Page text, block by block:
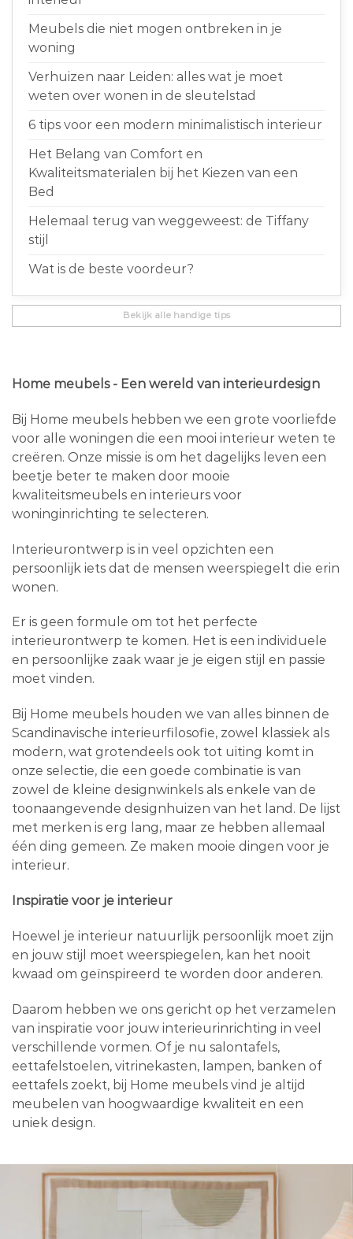
Meubels die niet mogen ontbreken in je
woning
Verhuizen naar Leiden: alles wat je moet
weten over wonen in de sleutelstad
6 tips voor een modern minimalistisch interieur
Het Belang van Comfort en
Kwaliteitsmaterialen bij het Kiezen van een
Bed
Helemaal terug van weggeweest: de Tiffany
stijl
Wat is de beste voordeur?
Bekijk alle handige tips
Home meubels - Een wereld van interieurdesign
Bij Home meubels hebben we een grote voorliefde
voor alle woningen die een mooi interieur weten te
creëren. Onze missie is om het dagelijks leven een
beetje beter te maken door mooie
kwaliteitsmeubels en interieurs voor
woninginrichting te selecteren.
Interieurontwerp is in veel opzichten een
persoonlijk iets dat de mensen weerspiegelt die erin
wonen.
Er is geen formule om tot het perfecte
interieurontwerp te komen. Het is een individuele
en persoonlijke zaak waar je je eigen stijl en passie
moet vinden.
Bij Home meubels houden we van alles binnen de
Scandinavische interieurfilosofie, zowel klassiek als
modern, wat grotendeels ook tot uiting komt in
onze selectie, die een goede combinatie is van
zowel de kleine designwinkels als enkele van de
toonaangevende designhuizen van het land. De lijst
met merken is erg lang, maar ze hebben allemaal
één ding gemeen. Ze maken mooie dingen voor je
interieur.
Inspiratie voor je interieur
Hoewel je interieur natuurlijk persoonlijk moet zijn
en jouw stijl moet weerspiegelen, kan het nooit
kwaad om geïnspireerd te worden door anderen.
Daarom hebben we ons gericht op het verzamelen
van inspiratie voor jouw interieurinrichting in veel
verschillende vormen. Of je nu salontafels,
eettafelstoelen, vitrinekasten, lampen, banken of
eettafels zoekt, bij Home meubels vind je altijd
meubelen van hoogwaardige kwaliteit en een
uniek design.